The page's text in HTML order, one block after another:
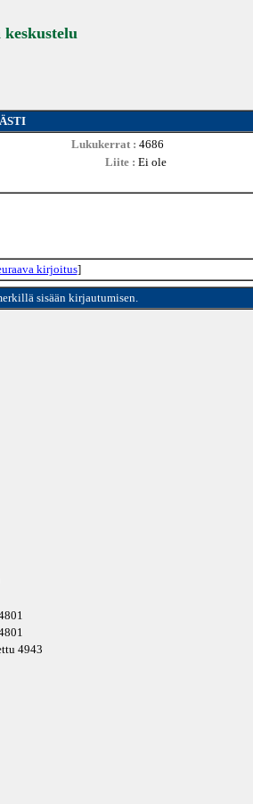
Lukukerrat : 4686
Liite : Ei ole
kirjoitus]
sisään kirjautumisen.
4943